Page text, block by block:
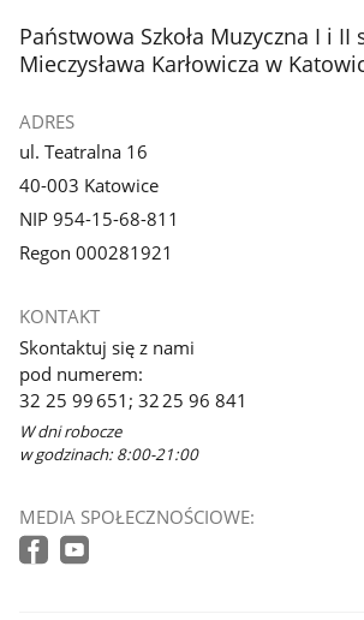
stopka
Państwowa Szkoła Muzyczna I i
Mieczysława Karłowicza w
ADRES
ul. Teatralna 16
40-003 Katowice
NIP 954-15-68-811
Regon 000281921
KONTAKT
Skontaktuj się z nami
pod numerem:
32 25 99 651; 32 25 96 841
W dni robocze
w godzinach: 8:00-21:00
MEDIA SPOŁECZNOŚCIOWE: